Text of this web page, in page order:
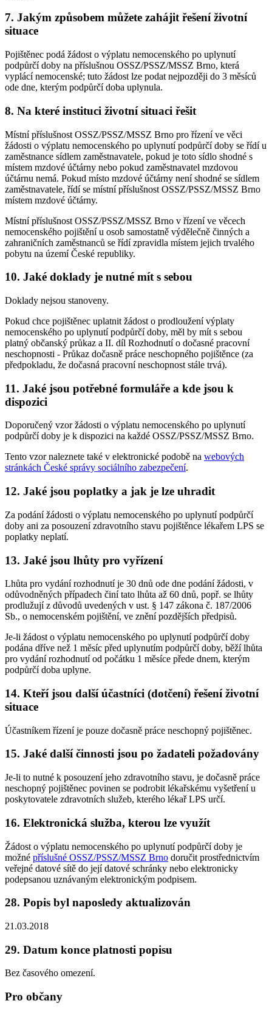
7. Jakým způsobem můžete zahájit řešení životní
situace
Pojištěnec podá žádost o výplatu nemocenského po uplynutí
podpůrčí doby na příslušnou OSSZ/PSSZ/MSSZ Brno, která
vyplácí nemocenské; tuto žádost lze podat nejpozději do 3 měsíců
ode dne, kterým podpůrčí doba uplynula.
8. Na které instituci životní situaci řešit
Místní příslušnost OSSZ/PSSZ/MSSZ Brno pro řízení ve věci
žádosti o výplatu nemocenského po uplynutí podpůrčí doby se řídí u
zaměstnance sídlem zaměstnavatele, pokud je toto sídlo shodné s
místem mzdové účtárny nebo pokud zaměstnavatel mzdovou
účtárnu nemá. Pokud místo mzdové účtárny není shodné se sídlem
zaměstnavatele, řídí se místní příslušnost OSSZ/PSSZ/MSSZ Brno
místem mzdové účtárny.
Místní příslušnost OSSZ/PSSZ/MSSZ Brno v řízení ve věcech
nemocenského pojištění u osob samostatně výdělečně činných a
zahraničních zaměstnanců se řídí zpravidla místem jejich trvalého
pobytu na území České republiky.
10. Jaké doklady je nutné mít s sebou
Doklady nejsou stanoveny.
Pokud chce pojištěnec uplatnit žádost o prodloužení výplaty
nemocenského po uplynutí podpůrčí doby, měl by mít s sebou
platný občanský průkaz a II. díl Rozhodnutí o dočasné pracovní
neschopnosti - Průkaz dočasně práce neschopného pojištěnce (za
předpokladu, že dočasná pracovní neschopnost stále trvá).
11. Jaké jsou potřebné formuláře a kde jsou k
dispozici
Doporučený vzor žádosti o výplatu nemocenského po uplynutí
podpůrčí doby je k dispozici na každé OSSZ/PSSZ/MSSZ Brno.
Tento vzor naleznete také v elektronické podobě na webových
stránkách České správy sociálního zabezpečení.
12. Jaké jsou poplatky a jak je lze uhradit
Za podání žádosti o výplatu nemocenského po uplynutí podpůrčí
doby ani za posouzení zdravotního stavu pojištěnce lékařem LPS se
poplatky neplatí.
13. Jaké jsou lhůty pro vyřízení
Lhůta pro vydání rozhodnutí je 30 dnů ode dne podání žádosti, v
odůvodněných případech činí tato lhůta až 60 dnů, popř. se lhůty
prodlužují z důvodů uvedených v ust. § 147 zákona č. 187/2006
Sb., o nemocenském pojištění, ve znění pozdějších předpisů.
Je-li žádost o výplatu nemocenského po uplynutí podpůrčí doby
podána dříve než 1 měsíc před uplynutím podpůrčí doby, běží lhůta
pro vydání rozhodnutí od počátku 1 měsíce přede dnem, kterým
podpůrčí doba uplyne.
14. Kteří jsou další účastníci (dotčení) řešení životní
situace
Účastníkem řízení je pouze dočasně práce neschopný pojištěnec.
15. Jaké další činnosti jsou po žadateli požadovány
Je-li to nutné k posouzení jeho zdravotního stavu, je dočasně práce
neschopný pojištěnec povinen se podrobit lékařskému vyšetření u
poskytovatele zdravotních služeb, kterého lékař LPS určí.
16. Elektronická služba, kterou lze využít
Žádost o výplatu nemocenského po uplynutí podpůrčí doby je
možné příslušné OSSZ/PSSZ/MSSZ Brno doručit prostřednictvím
veřejné datové sítě do její datové schránky nebo elektronicky
podepsanou uznávaným elektronickým podpisem.
28. Popis byl naposledy aktualizován
21.03.2018
29. Datum konce platnosti popisu
Bez časového omezení.
Pro občany